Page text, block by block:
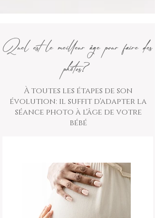
Quel est le meilleur âge pour faire des
photos?
À toutes les étapes de son
évolution: il suffit d'adapter la
séance photo à l'âge de votre
bébé